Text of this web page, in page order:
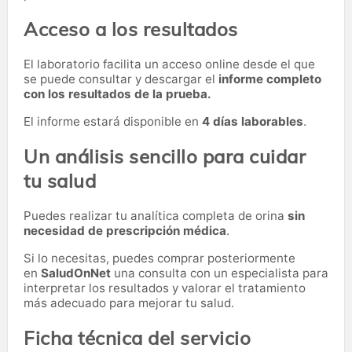
Acceso a los resultados
El laboratorio facilita un acceso online desde el que
se puede consultar y descargar el informe completo
con los resultados de la prueba.
El informe estará disponible en 4 días laborables.
Un análisis sencillo para cuidar
tu salud
Puedes realizar tu analítica completa de orina sin
necesidad de prescripción médica.
Si lo necesitas, puedes comprar posteriormente
en SaludOnNet una consulta con un especialista para
interpretar los resultados y valorar el tratamiento
más adecuado para mejorar tu salud.
Ficha técnica del servicio